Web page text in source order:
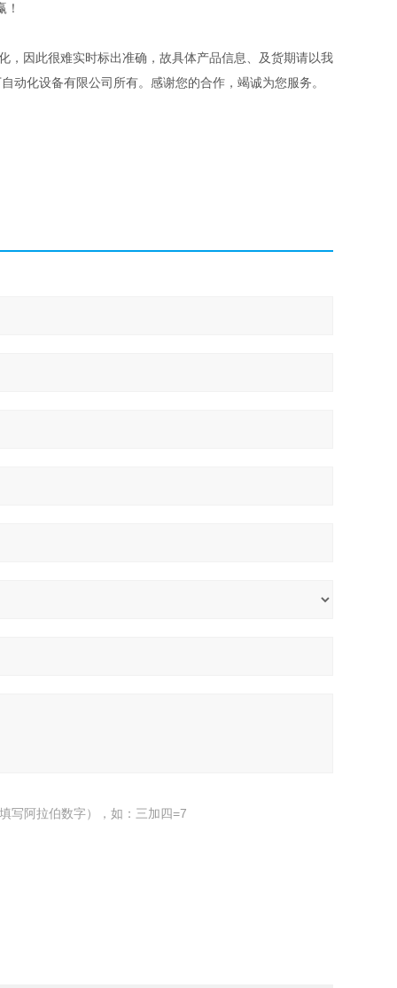
！
，因此很难实时标出准确，故具体产品信息、及货期请以我
动化设备有限公司所有。感谢您的合作，竭诚为您服务。
写阿拉伯数字），如：三加四=7